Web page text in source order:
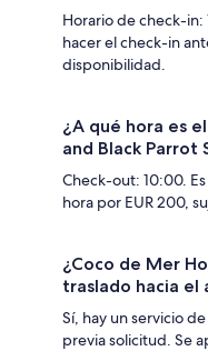
Horario de check-
hacer el check-in
disponibilidad.
¿A qué hora es
and Black Parrot
Check-out: 10:00.
hora por EUR 200,
¿Coco de Mer
traslado hacia el
Sí, hay un servicio
previa solicitud. Se